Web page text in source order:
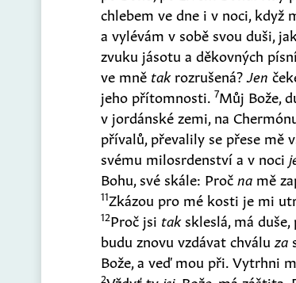
chlebem ve dne i v noci, když
a vylévám v sobě svou duši,
zvuku jásotu a děkovných
ve mně takrozrušená?Jen
jeho přítomnosti.7Můj Bože,
v jordánské zemi, na
přívalů, převalily se přese
svému milosrdenství a v noci
Bohu, své skále: Proč na mě
11Zkázou pro mé kosti je mi
12Proč jsi takskleslá, má
budu znovu vzdávat chválu za
Bože, a veď mou při. Vytrhni
2